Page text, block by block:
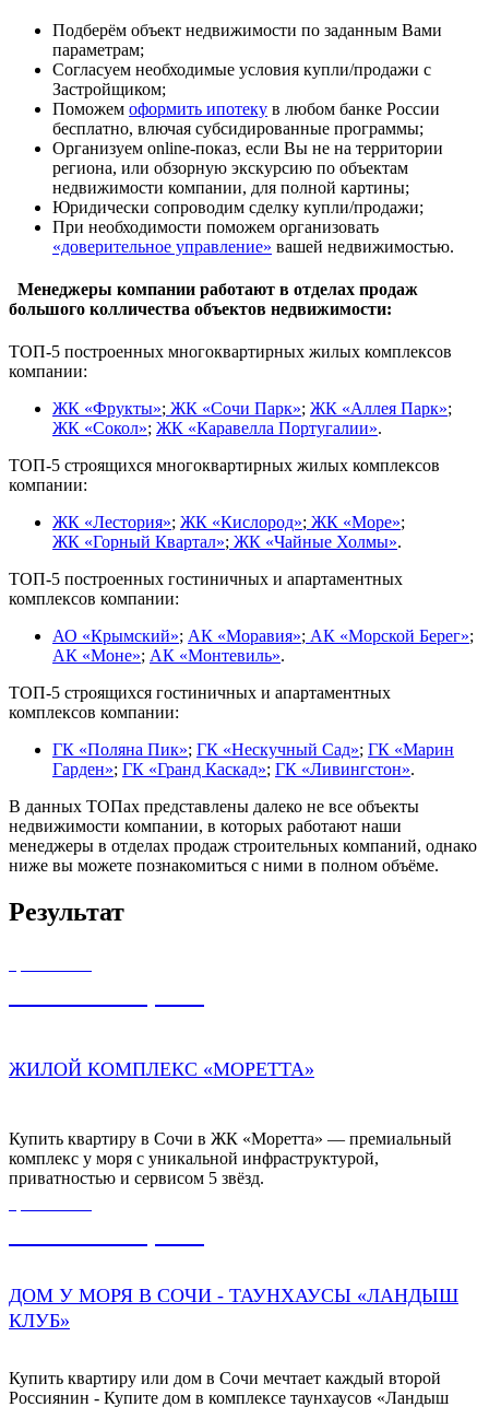
Подберём объект недвижимости по заданным Вами
параметрам;
Согласуем необходимые условия купли/продажи с
Застройщиком;
Поможем оформить ипотеку в любом банке России
бесплатно, влючая субсидированные программы;
Организуем online-показ, если Вы не на территории
региона, или обзорную экскурсию по объектам
недвижимости компании, для полной картины;
Юридически сопроводим сделку купли/продажи;
При необходимости поможем организовать
«доверительное управление» вашей недвижимостью.
Менеджеры компании работают в отделах продаж
большого колличества объектов недвижимости:
ТОП-5 построенных многоквартирных жилых комплексов
компании:
ЖК «Фрукты»; ЖК «Сочи Парк»; ЖК «Аллея Парк»;
ЖК «Сокол»; ЖК «Каравелла Португалии».
ТОП-5 строящихся многоквартирных жилых комплексов
компании:
ЖК «Лестория»; ЖК «Кислород»; ЖК «Море»;
ЖК «Горный Квартал»; ЖК «Чайные Холмы».
ТОП-5 построенных гостиничных и апартаментных
комплексов компании:
АО «Крымский»; АК «Моравия»; АК «Морской Берег»;
АК «Моне»; АК «Монтевиль».
ТОП-5 строящихся гостиничных и апартаментных
комплексов компании:
ГК «Поляна Пик»; ГК «Нескучный Сад»; ГК «Марин
Гарден»; ГК «Гранд Каскад»; ГК «Ливингстон».
В данных ТОПах представлены далеко не все объекты
недвижимости компании, в которых работают наши
менеджеры в отделах продаж строительных компаний, однако
ниже вы можете познакомиться с ними в полном объёме.
Результат
ЖИЛОЙ КОМПЛЕКС «МОРЕТТА»
Купить квартиру в Сочи в ЖК «Моретта» — премиальный
комплекс у моря с уникальной инфраструктурой,
приватностью и сервисом 5 звёзд.
ДОМ У МОРЯ В СОЧИ - ТАУНХАУСЫ «ЛАНДЫШ
КЛУБ»
Купить квартиру или дом в Сочи мечтает каждый второй
Россиянин - Купите дом в комплексе таунхаусов «Ландыш